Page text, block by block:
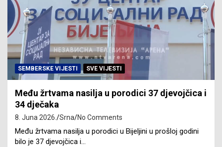
SEMBERSKE VIJESTI SVE VIJESTI
Među žrtvama nasilja u porodici 37 djevojčica i
34 dječaka
8. Juna 2026. Srna No Comments
Među žrtvama nasilja u porodici u Bijeljini u prošloj godini
bilo je 37 djevojčica i…